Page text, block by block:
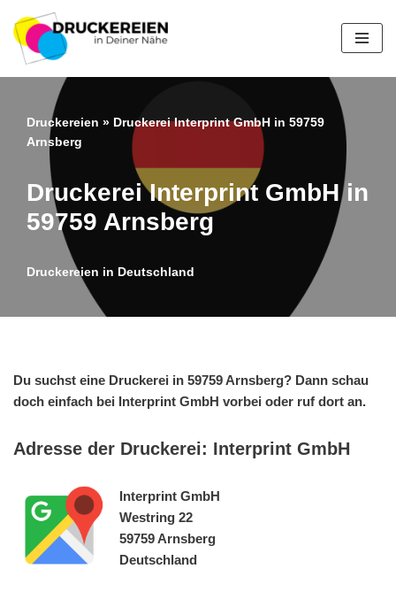
Zum
Inhalt
springen
Druckereien » Druckerei Interprint GmbH in 59759
Arnsberg
Druckerei Interprint GmbH in
59759 Arnsberg
Druckereien in Deutschland
Du suchst eine Druckerei in 59759 Arnsberg? Dann schau
doch einfach bei Interprint GmbH vorbei oder ruf dort an.
Adresse der Druckerei: Interprint GmbH
Interprint GmbH
Westring 22
59759 Arnsberg
Deutschland